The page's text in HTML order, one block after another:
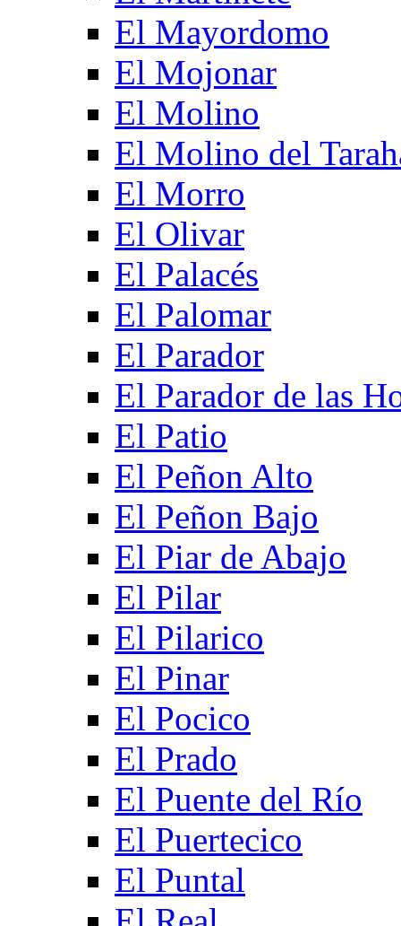
El Mayordomo
El Mojonar
El Molino
El Molino del
El Morro
El Olivar
El Palacés
El Palomar
El Parador
El Parador de las
El Patio
El Peñon Alto
El Peñon Bajo
El Piar de Abajo
El Pilar
El Pilarico
El Pinar
El Pocico
El Prado
El Puente del Río
El Puertecico
El Puntal